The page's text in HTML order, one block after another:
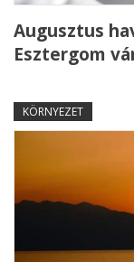
Augusztus
Esztergom
KÖRNYEZET